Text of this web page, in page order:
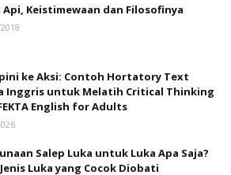
Api, Keistimewaan dan Filosofinya
ke Aksi: Contoh Hortatory Text
Inggris untuk Melatih Critical Thinking
English for Adults
Salep Luka untuk Luka Apa Saja?
Luka yang Cocok Diobati